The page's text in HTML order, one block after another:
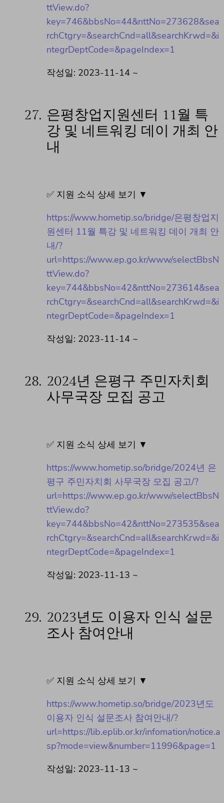
ttView.do?
key=746&bbsNo=44&nttNo=273628&sea
rchCtgry=&searchCnd=all&searchKrwd=&i
ntegrDeptCode=&pageIndex=1
작성일: 2023-11-14 ~
27. 은평창업지원센터 11월 특
강 및 네트워킹 데이 개최 안
내
✅ 지원 소식 상세 보기 ▼
https://www.hometip.so/bridge/은평창업지
원센터 11월 특강 및 네트워킹 데이 개최 안
내/?
url=https://www.ep.go.kr/www/selectBbsN
ttView.do?
key=744&bbsNo=42&nttNo=273614&sea
rchCtgry=&searchCnd=all&searchKrwd=&i
ntegrDeptCode=&pageIndex=1
작성일: 2023-11-14 ~
28. 2024년 은평구 주민자치회
사무국장 모집 공고
✅ 지원 소식 상세 보기 ▼
https://www.hometip.so/bridge/2024년 은
평구 주민자치회 사무국장 모집 공고/?
url=https://www.ep.go.kr/www/selectBbsN
ttView.do?
key=744&bbsNo=42&nttNo=273535&sea
rchCtgry=&searchCnd=all&searchKrwd=&i
ntegrDeptCode=&pageIndex=1
작성일: 2023-11-13 ~
29. 2023년도 이용자 인식 설문
조사 참여안내
✅ 지원 소식 상세 보기 ▼
https://www.hometip.so/bridge/2023년도
이용자 인식 설문조사 참여안내/?
url=https://lib.eplib.or.kr/infomation/notice.a
sp?mode=view&number=11996&page=1
작성일: 2023-11-13 ~